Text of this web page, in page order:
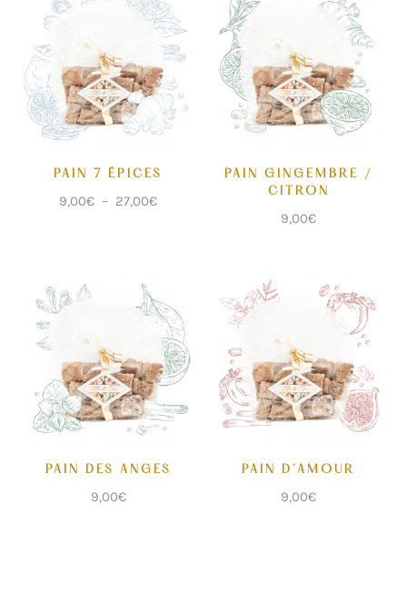
PAIN 7 ÉPICES
9,00€ – 27,00€Plage
27,00€
PAIN GINGEMBRE /
CITRON
9,00€
PAIN DES ANGES
9,00€
PAIN D’AMOUR
9,00€